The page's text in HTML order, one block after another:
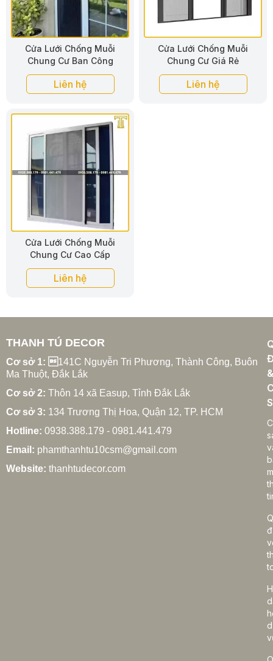
Cửa Lưới Chống Muỗi
Chung Cư Ban Công
Liên hệ
Cửa Lưới Chống Muỗi
Chung Cư Giá Rẻ
Liên hệ
Cửa Lưới Chống Muỗi
Chung Cư Cao Cấp
Liên hệ
THANH TÚ DECOR
Cơ sở 1: 141C Nguyễn Tri Phương, Thành Công, Buôn
Ma Thuột, Đắk Lắk
Cơ sở 2: Thôn 14 xã Easup, Tỉnh Đắk Lắk
Cơ sở 3: 134 Trương Thị Hoa, Quận 12, TP. HCM
Hotline: 0938.388.179 - 0981.441.479
Email: phamthanhtu10csm@gmail.com
Website: thanhtudecor.com
&